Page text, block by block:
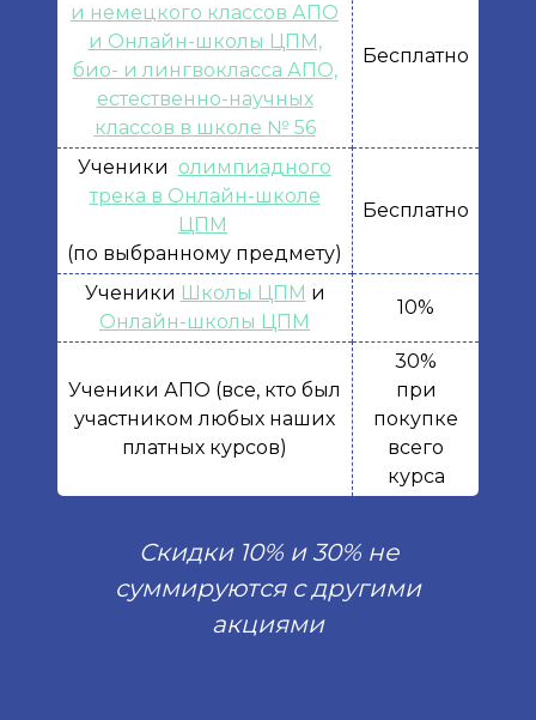
и немецкого классов АПО
и Онлайн-школы ЦПМ,
био- и лингвокласса АПО,
естественно-научных
классов в школе № 56
Бесплатно
Ученики олимпиадного
трека в Онлайн-школе
ЦПМ
(по выбранному предмету)
Бесплатно
Ученики Школы ЦПМ и
Онлайн-школы ЦПМ
10%
Ученики АПО (все, кто был
участником любых наших
платных курсов)
30%
при
покупке
всего
курса
Скидки 10% и 30% не
суммируются с другими
акциями